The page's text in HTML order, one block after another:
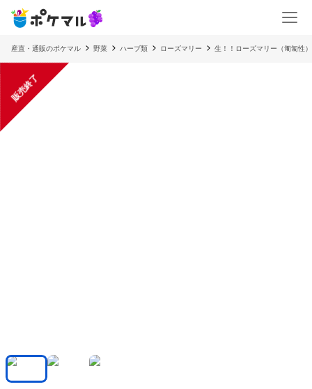
産直・通販のポケマル 野菜 ハーブ類 ローズマリー 生！！ローズマリー（匍匐性
販売終了